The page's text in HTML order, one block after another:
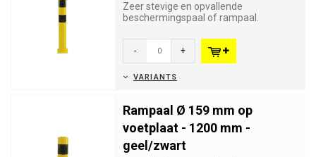
Zeer stevige en opvallende
beschermingspaal of rampaal.
winkelbeveilig...
- +
VARIANTS
Rampaal Ø 159 mm op
voetplaat - 1200 mm -
geel/zwart